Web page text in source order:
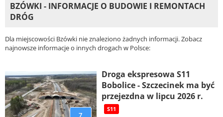
BZÓWKI - INFORMACJE O BUDOWIE I REMONTACH
DRÓG
Dla miejscowości Bzówki nie znaleziono żadnych informacji. Zobacz
najnowsze informacje o innych drogach w Polsce:
7
Droga ekspresowa S11
Bobolice - Szczecinek ma być
przejezdna w lipcu 2026 r.
S11